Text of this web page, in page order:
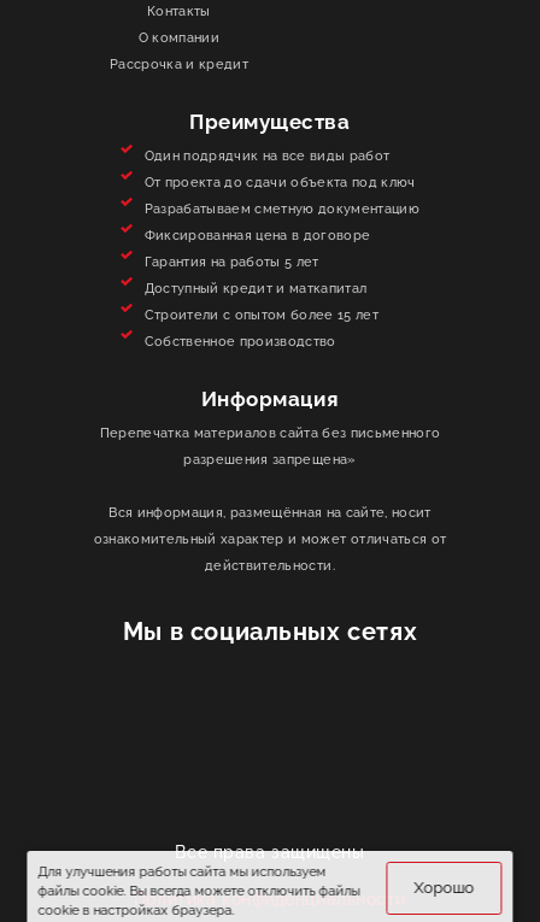
Мы в социальных сетях
Контакты
О компании
Рассрочка и кредит
Преимущества
Один подрядчик на все виды работ
От проекта до сдачи объекта под ключ
Разрабатываем сметную документацию
Фиксированная цена в договоре
Гарантия на работы 5 лет
Доступный кредит и маткапитал
Строители с опытом более 15 лет
Собственное производство
Информация
Перепечатка материалов сайта без письменного
разрешения запрещена»
Вся информация, размещённая на сайте, носит
ознакомительный характер и может отличаться от
действительности.
Все права защищены
Политика конфиденциальности
Для улучшения работы сайта мы используем
файлы cookie. Вы всегда можете отключить файлы
cookie в настройках браузера.
Хорошо